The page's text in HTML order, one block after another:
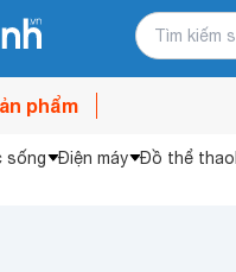
phẩm
sống Điện máy Đồ thể thao